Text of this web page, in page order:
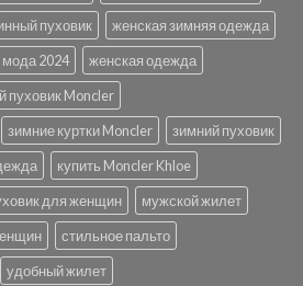
пуховик
женская зимняя одежда
2024
женская одежда
пуховик Moncler
зимние куртки Moncler
зимний пуховик
купить Moncler Khloe
для женщин
мужской жилет
стильное пальто
удобный жилет